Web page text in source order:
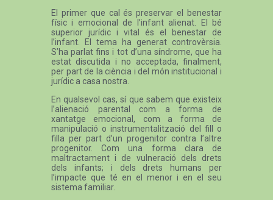
El primer que cal és preservar el benestar
físic i emocional de l’infant alienat. El bé
superior jurídic i vital és el benestar de
l’infant. El tema ha generat controvèrsia.
S’ha parlat fins i tot d’una síndrome, que ha
estat discutida i no acceptada, finalment,
per part de la ciència i del món institucional i
jurídic a casa nostra.
En qualsevol cas, sí que sabem que existeix
l’alienació parental com a forma de
xantatge emocional, com a forma de
manipulació o instrumentalització del fill o
filla per part d’un progenitor contra l’altre
progenitor. Com una forma clara de
maltractament i de vulneració dels drets
dels infants; i dels drets humans per
l’impacte que té en el menor i en el seu
sistema familiar.